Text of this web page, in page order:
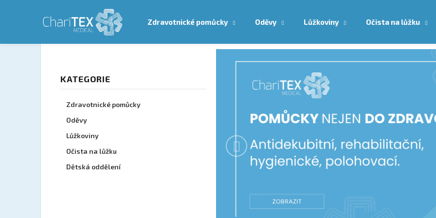
Přejít na obsah
Zdravotnické pomůcky Oděvy Lůžkoviny Očista na lůžku
Přeskočit kategorie
KATEGORIE
Zdravotnické pomůcky
Oděvy
Lůžkoviny
Očista na lůžku
Dětská oddělení
Zpět
Zpět
Co potřebujete najít?